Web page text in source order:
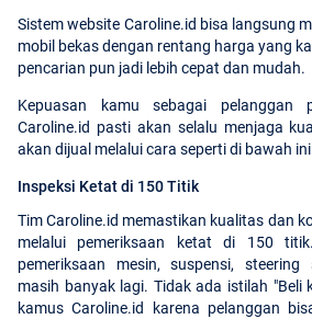
Sistem website Caroline.id bisa langsung
mobil bekas dengan rentang harga yang
pencarian pun jadi lebih cepat dan mudah.
Kepuasan kamu sebagai pelanggan
Caroline.id pasti akan selalu menjaga
akan dijual melalui cara seperti di bawah
Inspeksi Ketat di 150 Titik
Tim Caroline.id memastikan kualitas dan
melalui pemeriksaan ketat di 150
pemeriksaan mesin, suspensi, steering
masih banyak lagi. Tidak ada istilah "Beli
kamus Caroline.id karena pelanggan